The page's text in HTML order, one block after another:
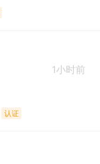
1小时前
认证